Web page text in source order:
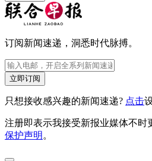
订阅新闻速递，洞悉时代脉搏。
立即订阅
只想接收感兴趣的新闻速递? 点击
注册即表示我接受新报业媒体不时
保护声明 。